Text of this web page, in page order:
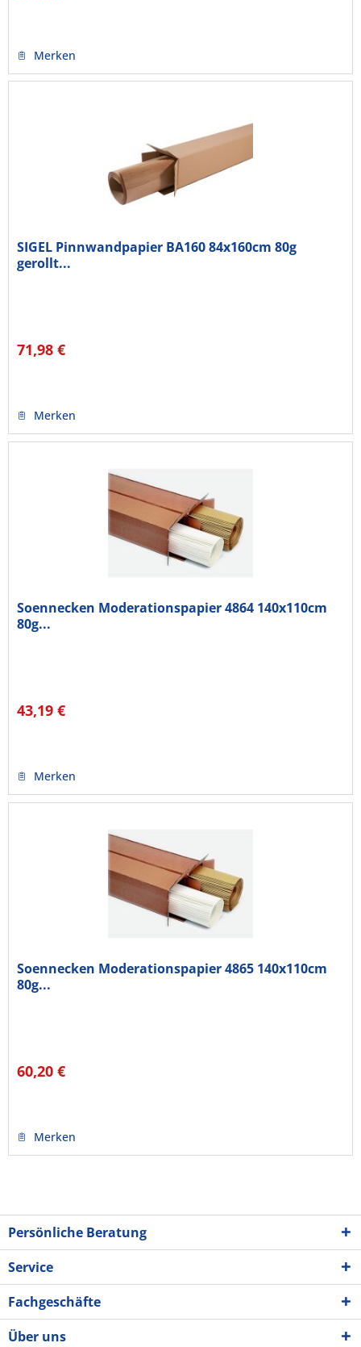
Merken
SIGEL Pinnwandpapier BA160 84x160cm 80g
gerollt...
71,98 €
Merken
Soennecken Moderationspapier 4864 140x110cm
80g...
43,19 €
Merken
Soennecken Moderationspapier 4865 140x110cm
80g...
60,20 €
Merken
Persönliche Beratung
Service
Fachgeschäfte
Über uns